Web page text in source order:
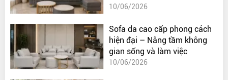
10/06/2026
Sofa da cao cấp phong cách
hiện đại – Nâng tầm không
gian sống và làm việc
10/06/2026